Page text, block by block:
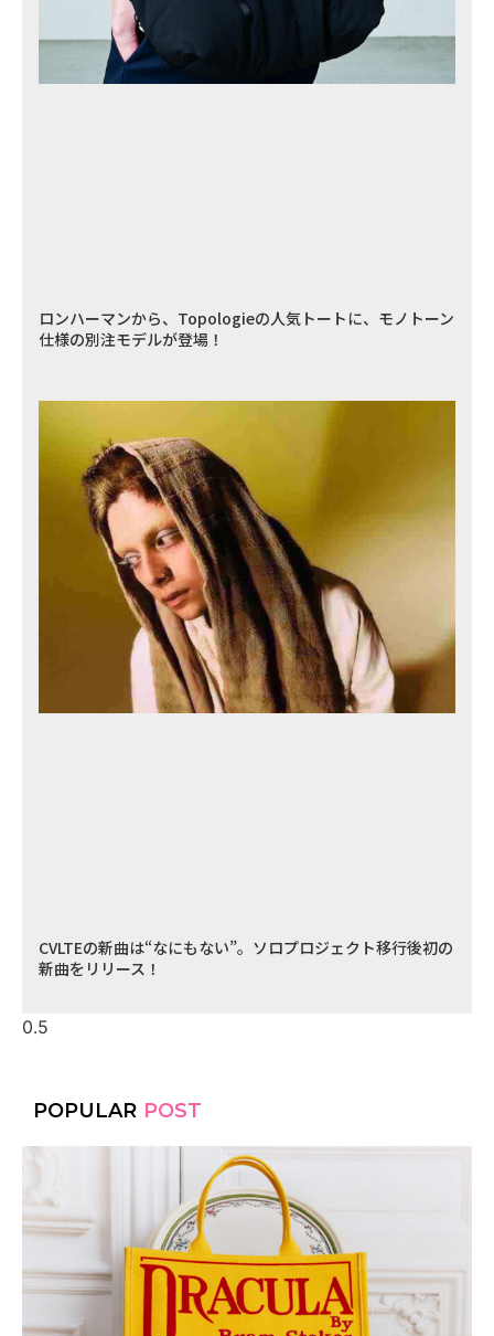
ロンハーマンから、Topologieの人気トートに、モノトーン
仕様の別注モデルが登場！
CVLTEの新曲は“なにもない”。ソロプロジェクト移行後初の
新曲をリリース！
POPULAR POST